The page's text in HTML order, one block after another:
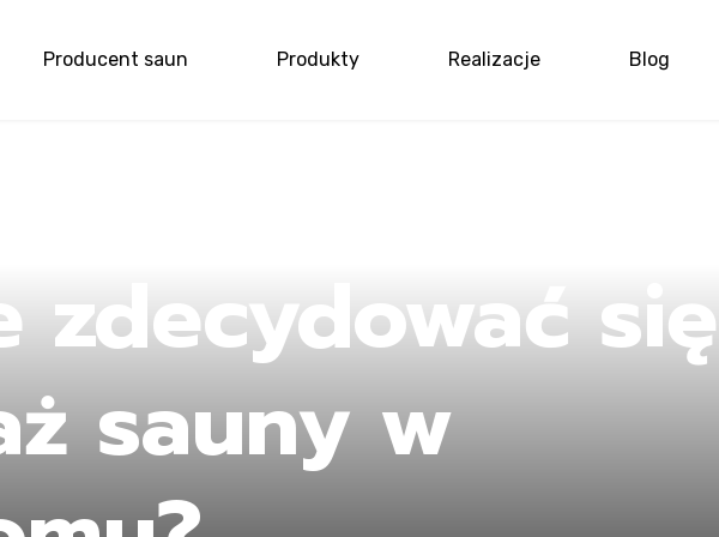
Producent saun Produkty Realizacje Blog
zdecydować się
sauny w